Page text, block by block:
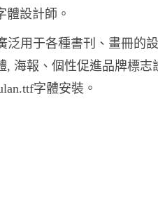
體設計師。
用于各種書刊、畫冊的
海報、個性促進品牌標
字體安裝。